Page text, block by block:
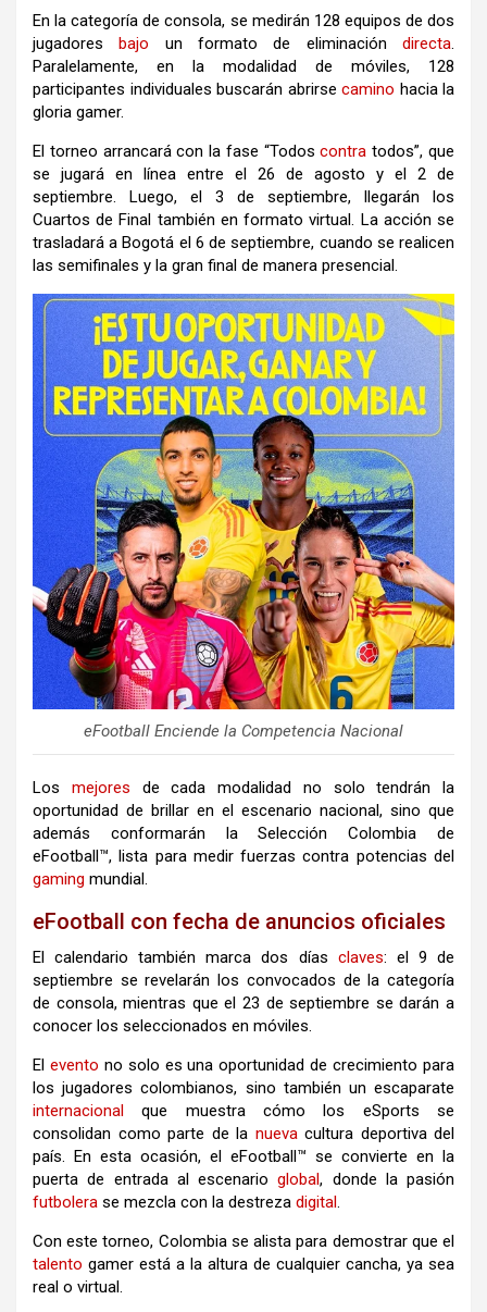
En la categoría de consola, se medirán 128 equipos de dos
jugadores bajo un formato de eliminacióndirecta.
Paralelamente, en la modalidad de móviles, 128
participantes individuales buscarán abrirse camino hacia la
gloria gamer.
El torneo arrancará con la fase “Todoscontra todos”, que
se jugará en línea entre el 26 de agosto y el 2 de
septiembre. Luego, el 3 de septiembre, llegarán los
Cuartos de Final también en formato virtual. La acción se
trasladará a Bogotá el 6 de septiembre, cuando se realicen
las semifinales y la gran final de manera presencial.
eFootball Enciende la Competencia Nacional
Los mejores de cada modalidad no solo tendrán la
oportunidad de brillar en el escenario nacional, sino que
además conformarán la Selección Colombia de
eFootball™, lista para medir fuerzas contra potencias del
gaming mundial.
eFootball con fecha de anuncios oficiales
El calendario también marca dos días claves: el 9 de
septiembre se revelarán los convocados de la categoría
de consola, mientras que el 23 de septiembre se darán a
conocer los seleccionados en móviles.
El evento no solo es una oportunidad de crecimiento para
los jugadores colombianos, sino también un escaparate
internacional que muestra cómo los eSports se
consolidan como parte de la nuevacultura deportiva del
país. En esta ocasión, el eFootball™ se convierte en la
puerta de entrada al escenarioglobal, donde la pasión
futbolera se mezcla con la destreza digital.
Con este torneo, Colombia se alista para demostrar que el
talento gamer está a la altura de cualquier cancha, ya sea
real o virtual.